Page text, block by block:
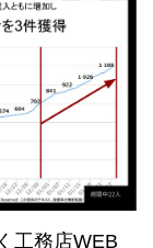
工務店WEB